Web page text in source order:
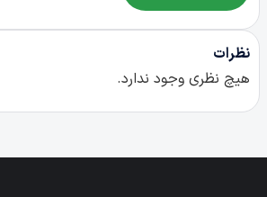
نظرات
هیچ نظری وجود ندارد.